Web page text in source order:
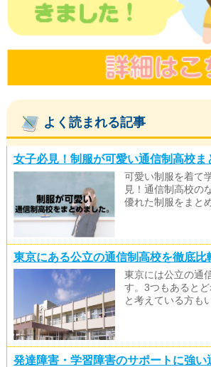
よく読まれる記事
女子必見！制服が可愛い通信制高校ま
可愛い制服を着て
見！通信制高校の
優れた制服をまと
東京にある公立の通信制高校を徹底比
東京には公立の通
す。3つもあると
と考えている方も
発達障害・学習障害のサポートに強い